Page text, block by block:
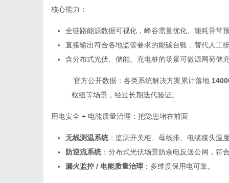
核心能力：
全链路能源数据可视化，峰谷需量优化、能耗异常
直接输出符合各地监管要求的能碳台账，替代人工
含分布式光伏、储能、充电桩的场景可做源网荷储
官方公开数据：各类系统解决方案累计落地
枢纽等场景，经过长期迭代验证。
用电安全 + 电能质量治理：把隐患堵在前面
无线测温系统：监测开关柜、母线排、电缆接头温
防逆流系统：分布式光伏场景防余电反送公网，符
漏火监控 / 电能质量治理 ：多维度保用电可靠。